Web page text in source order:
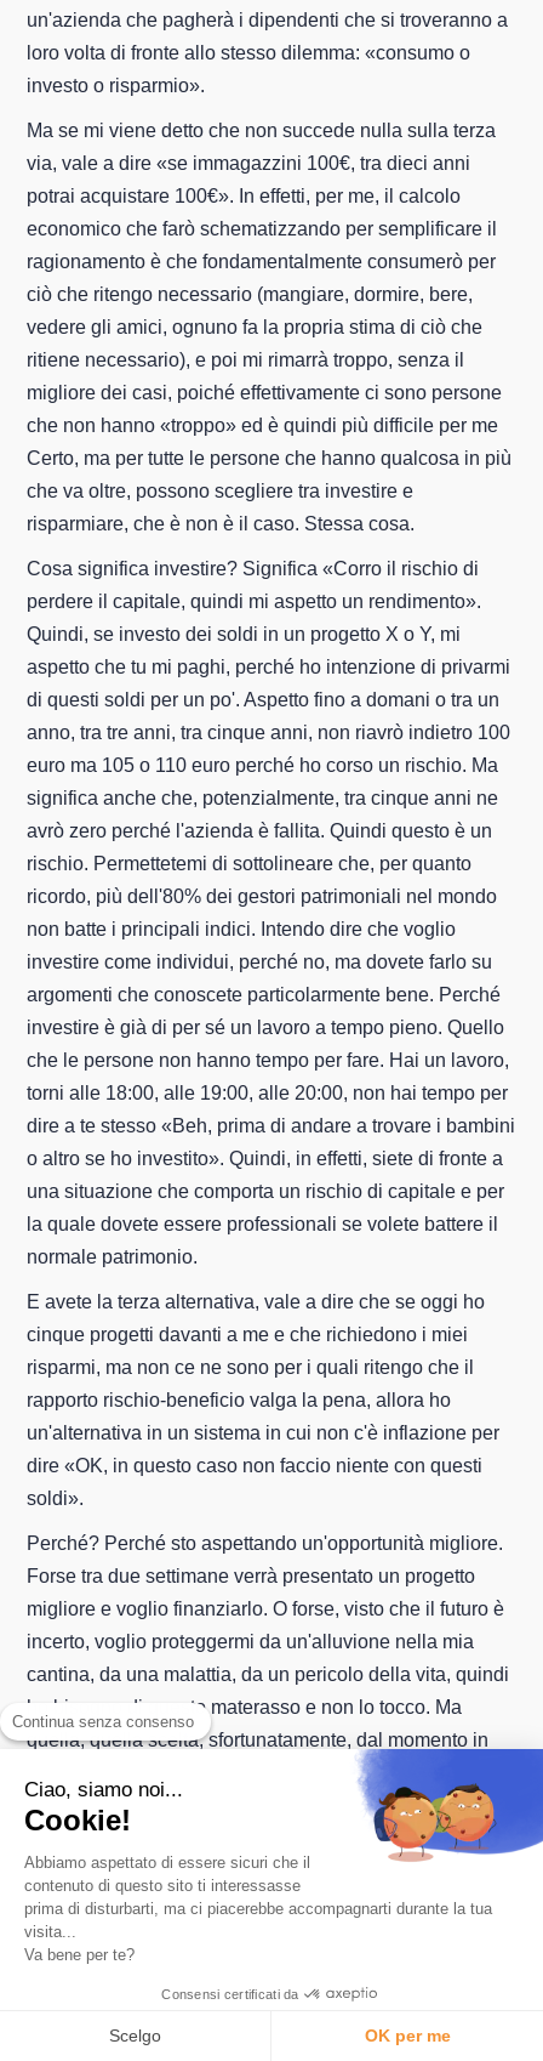
Continua senza consenso
Ciao, siamo noi...
Cookie!
Abbiamo aspettato di essere sicuri che il
contenuto di questo sito ti interessasse
prima di disturbarti, ma ci piacerebbe accompagnarti durante la tua
visita...
Va bene per te?
Consensi certificati da
Scelgo OK per me
un'azienda che pagherà i dipendenti che si troveranno a
loro volta di fronte allo stesso dilemma: «consumo o
investo o risparmio».
Ma se mi viene detto che non succede nulla sulla terza
via, vale a dire «se immagazzini 100€, tra dieci anni
potrai acquistare 100€». In effetti, per me, il calcolo
economico che farò schematizzando per semplificare il
ragionamento è che fondamentalmente consumerò per
ciò che ritengo necessario (mangiare, dormire, bere,
vedere gli amici, ognuno fa la propria stima di ciò che
ritiene necessario), e poi mi rimarrà troppo, senza il
migliore dei casi, poiché effettivamente ci sono persone
che non hanno «troppo» ed è quindi più difficile per me
Certo, ma per tutte le persone che hanno qualcosa in più
che va oltre, possono scegliere tra investire e
risparmiare, che è non è il caso. Stessa cosa.
Cosa significa investire? Significa «Corro il rischio di
perdere il capitale, quindi mi aspetto un rendimento».
Quindi, se investo dei soldi in un progetto X o Y, mi
aspetto che tu mi paghi, perché ho intenzione di privarmi
di questi soldi per un po'. Aspetto fino a domani o tra un
anno, tra tre anni, tra cinque anni, non riavrò indietro 100
euro ma 105 o 110 euro perché ho corso un rischio. Ma
significa anche che, potenzialmente, tra cinque anni ne
avrò zero perché l'azienda è fallita. Quindi questo è un
rischio. Permettetemi di sottolineare che, per quanto
ricordo, più dell'80% dei gestori patrimoniali nel mondo
non batte i principali indici. Intendo dire che voglio
investire come individui, perché no, ma dovete farlo su
argomenti che conoscete particolarmente bene. Perché
investire è già di per sé un lavoro a tempo pieno. Quello
che le persone non hanno tempo per fare. Hai un lavoro,
torni alle 18:00, alle 19:00, alle 20:00, non hai tempo per
dire a te stesso «Beh, prima di andare a trovare i bambini
o altro se ho investito». Quindi, in effetti, siete di fronte a
una situazione che comporta un rischio di capitale e per
la quale dovete essere professionali se volete battere il
normale patrimonio.
E avete la terza alternativa, vale a dire che se oggi ho
cinque progetti davanti a me e che richiedono i miei
risparmi, ma non ce ne sono per i quali ritengo che il
rapporto rischio-beneficio valga la pena, allora ho
un'alternativa in un sistema in cui non c'è inflazione per
dire «OK, in questo caso non faccio niente con questi
soldi».
Perché? Perché sto aspettando un'opportunità migliore.
Forse tra due settimane verrà presentato un progetto
migliore e voglio finanziarlo. O forse, visto che il futuro è
incerto, voglio proteggermi da un'alluvione nella mia
cantina, da una malattia, da un pericolo della vita, quindi
ho bisogno di questo materasso e non lo tocco. Ma
quella, quella scelta, sfortunatamente, dal momento in
cui ti diciamo che non appena scegli di risparmiare, perdi
il 2% all'anno quando le cose vanno bene, infatti, sei
incoraggiato a dirti che all'improvviso non resta che
consumare o investire, perché risparmiare è
completamente stupido. Non sto facendo nulla con
questi soldi e sto perdendo denaro. Non solo mi privo,
ma perdo anche. Quindi farò una delle altre due. Una
volta che uno degli altri due è rimasto, cosa fai? Vuoi
diventare un investitore professionale la sera alle 22:00